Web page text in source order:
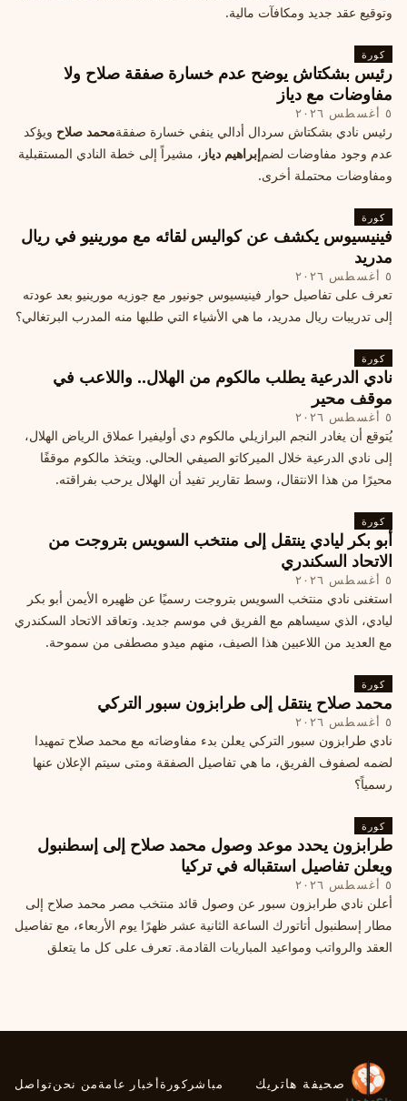
وتوقيع عقد جديد ومكافآت مالية.
كورة
رئيس بشكتاش يوضح عدم خسارة صفقة صلاح ولا
مفاوضات مع دياز
٥ أغسطس ٢٠٢٦
رئيس نادي بشكتاش سردال أدالي ينفي خسارة صفقةمحمد صلاح ويؤكد
عدم وجود مفاوضات لضمإبراهيم دياز ، مشيراً إلى خطة النادي المستقبلية
ومفاوضات محتملة أخرى.
كورة
فينيسيوس يكشف عن كواليس لقائه مع مورينيو في ريال
مدريد
٥ أغسطس ٢٠٢٦
تعرف على تفاصيل حوار فينيسيوس جونيور مع جوزيه مورينيو بعد عودته
إلى تدريبات ريال مدريد، ما هي الأشياء التي طلبها منه المدرب البرتغالي؟
كورة
نادي الدرعية يطلب مالكوم من الهلال.. واللاعب في
موقف محير
٥ أغسطس ٢٠٢٦
يُتوقع أن يغادر النجم البرازيلي مالكوم دي أوليفيرا عملاق الرياض الهلال،
إلى نادي الدرعية خلال الميركاتو الصيفي الحالي. ويتخذ مالكوم موقفًا
محيرًا من هذا الانتقال، وسط تقارير تفيد أن الهلال يرحب بفراقته.
كورة
أبو بكر ليادي ينتقل إلى منتخب السويس بتروجت من
الاتحاد السكندري
٥ أغسطس ٢٠٢٦
استغنى نادي منتخب السويس بتروجت رسميًا عن ظهيره الأيمن أبو بكر
ليادي، الذي سيساهم مع الفريق في موسم جديد. وتعاقد الاتحاد السكندري
مع العديد من اللاعبين هذا الصيف، منهم ميدو مصطفى من سموحة.
كورة
محمد صلاح ينتقل إلى طرابزون سبور التركي
٥ أغسطس ٢٠٢٦
نادي طرابزون سبور التركي يعلن بدء مفاوضاته مع محمد صلاح تمهيدا
لضمه لصفوف الفريق، ما هي تفاصيل الصفقة ومتى سيتم الإعلان عنها
رسمياً؟
كورة
طرابزون يحدد موعد وصول محمد صلاح إلى إسطنبول
ويعلن تفاصيل استقباله في تركيا
٥ أغسطس ٢٠٢٦
أعلن نادي طرابزون سبور عن وصول قائد منتخب مصر محمد صلاح إلى
مطار إسطنبول أتاتورك الساعة الثانية عشر ظهرًا يوم الأربعاء، مع تفاصيل
العقد والرواتب ومواعيد المباريات القادمة. تعرف على كل ما يتعلق
صحيفة هاتريك مباشر كورةأخبار عامةمن نحنتواصل